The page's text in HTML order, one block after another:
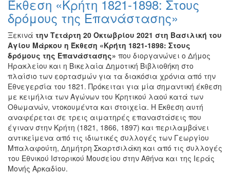
Ζωγραφική
Φωτογραφία
Τραγούδι
Μουσική
Κινηματογράφος
Χορός
Θέατρο
Παζάρι
Ειδών
Συνέδρια
Ημερίδες
-
Έκθεση «Κρήτη 1821-1898: Στους
δρόμους της Επανάστασης»
Ξεκινά την Τετάρτη 20 Οκτωβρίου 2021 στη Βασιλική του
Αγίου Μάρκου η Έκθεση «Κρήτη 1821-1898: Στους
δρόμους της Επανάστασης» που διοργανώνει ο Δήμος
Ηρακλείου και η Βικελαία Δημοτική Βιβλιοθήκη στο
πλαίσιο των εορτασμών για τα διακόσια χρόνια από την
Εθνεγερσία του 1821. Πρόκειται για μία σημαντική έκθεση
με κειμήλια των Αγώνων του Κρητικού λαού κατά των
Οθωμανών, ντοκουμέντα και στοιχεία. Η Έκθεση αυτή
αναφέρεται σε τρεις αιματηρές επαναστάσεις που
έγιναν στην Κρήτη (1821, 1866, 1897) και περιλαμβάνει
αντικείμενα από τις ιδιωτικές συλλογές των Γεωργίου
Μπαλαφούτη, Δημήτρη Σκαρτσιλάκη και από τις συλλογές
του Εθνικού Ιστορικού Μουσείου στην Αθήνα και της Ιεράς
Μονής Αρκαδίου.